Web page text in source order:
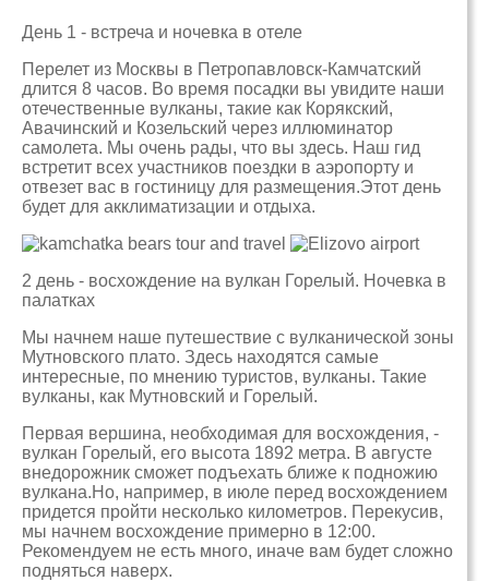
День 1 - встреча и ночевка в отеле
Перелет из Москвы в Петропавловск-Камчатский
длится 8 часов. Во время посадки вы увидите наши
отечественные вулканы, такие как Корякский,
Авачинский и Козельский через иллюминатор
самолета. Мы очень рады, что вы здесь. Наш гид
встретит всех участников поездки в аэропорту и
отвезет вас в гостиницу для размещения.Этот день
будет для акклиматизации и отдыха.
2 день - восхождение на вулкан Горелый. Ночевка в
палатках
Мы начнем наше путешествие с вулканической зоны
Мутновского плато. Здесь находятся самые
интересные, по мнению туристов, вулканы. Такие
вулканы, как Мутновский и Горелый.
Первая вершина, необходимая для восхождения, -
вулкан Горелый, его высота 1892 метра. В августе
внедорожник сможет подъехать ближе к подножию
вулкана.Но, например, в июле перед восхождением
придется пройти несколько километров. Перекусив,
мы начнем восхождение примерно в 12:00.
Рекомендуем не есть много, иначе вам будет сложно
подняться наверх.